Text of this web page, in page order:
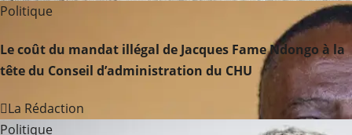
n
d
e
Politique
Le coût du mandat illégal de Jacques Fame Ndongo à la
tête du Conseil d’administration du CHU
La Rédaction
Politique